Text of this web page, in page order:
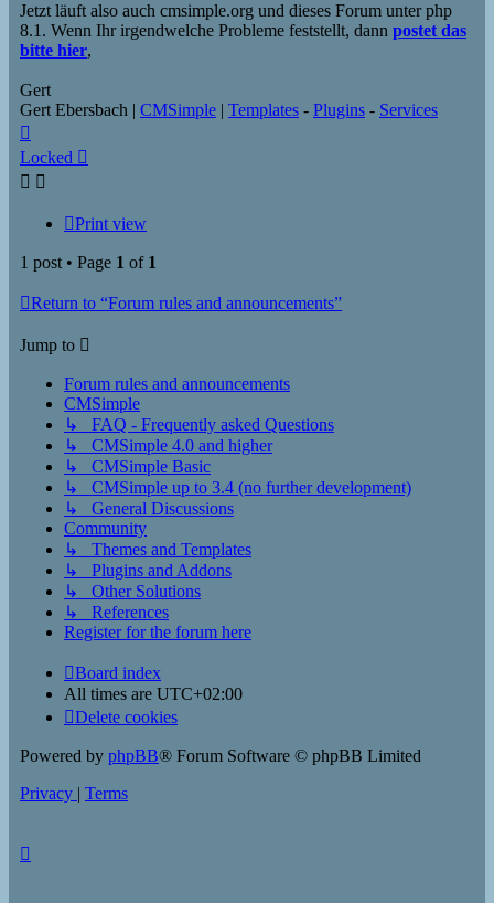
Jetzt läuft also auch cmsimple.org und dieses Forum unter php
8.1. Wenn Ihr irgendwelche Probleme feststellt, dann postet das
bitte hier,
Gert
Gert Ebersbach | CMSimple | Templates - Plugins - Services
Locked
Print view
1 post • Page 1 of 1
Return to “Forum rules and announcements”
Jump to
Forum rules and announcements
CMSimple
↳ FAQ - Frequently asked Questions
↳ CMSimple 4.0 and higher
↳ CMSimple Basic
↳ CMSimple up to 3.4 (no further development)
↳ General Discussions
Community
↳ Themes and Templates
↳ Plugins and Addons
↳ Other Solutions
↳ References
Register for the forum here
Board index
All times are UTC+02:00
Delete cookies
Powered by phpBB® Forum Software © phpBB Limited
Privacy | Terms